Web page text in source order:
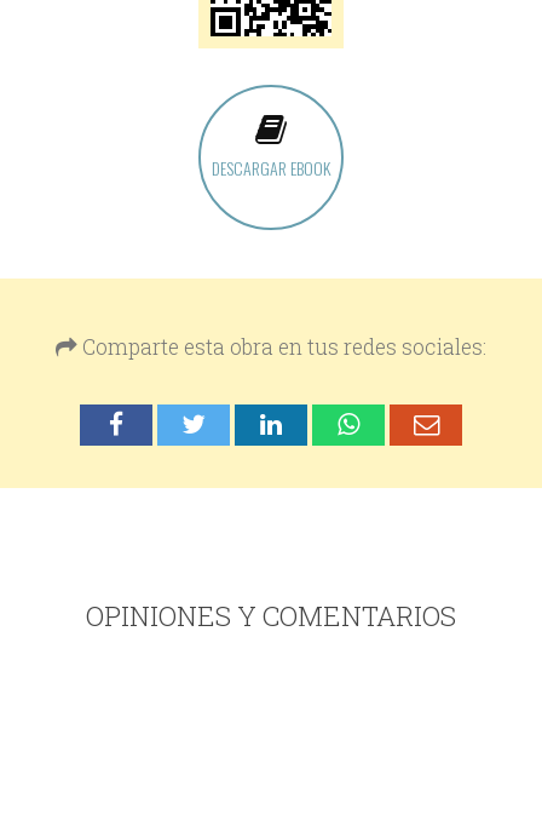
DESCARGAR EBOOK
Comparte esta obra en tus redes sociales:
OPINIONES Y COMENTARIOS